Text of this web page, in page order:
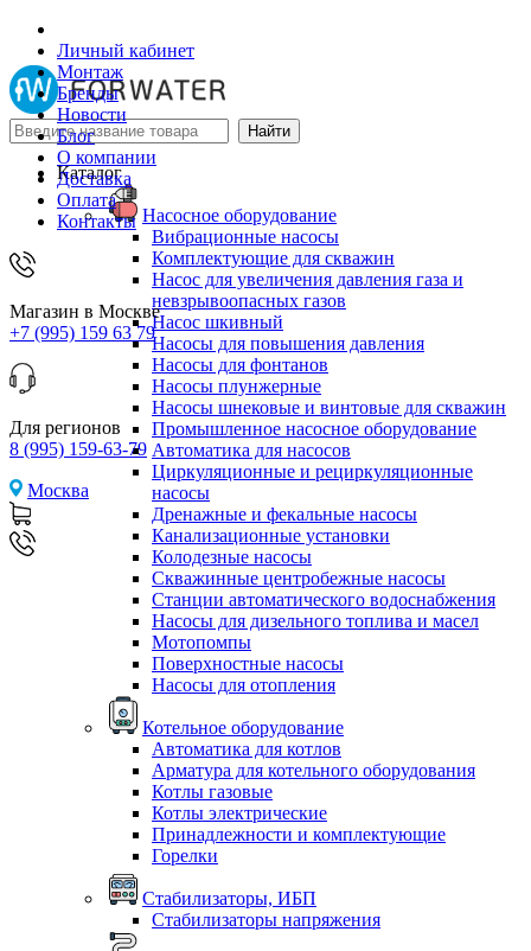
Личный кабинет
Монтаж
Бренды
Новости
Блог
О компании
Доставка
Оплата
Контакты
Магазин в Москве
+7 (995) 159 63 79
Для регионов
8 (995) 159-63-79
Москва
Каталог
Насосное оборудование
Вибрационные насосы
Комплектующие для скважин
Насос для увеличения давления газа и
невзрывоопасных газов
Насос шкивный
Насосы для повышения давления
Насосы для фонтанов
Насосы плунжерные
Насосы шнековые и винтовые для скважин
Промышленное насосное оборудование
Автоматика для насосов
Циркуляционные и рециркуляционные
насосы
Дренажные и фекальные насосы
Канализационные установки
Колодезные насосы
Скважинные центробежные насосы
Станции автоматического водоснабжения
Насосы для дизельного топлива и масел
Мотопомпы
Поверхностные насосы
Насосы для отопления
Котельное оборудование
Автоматика для котлов
Арматура для котельного оборудования
Котлы газовые
Котлы электрические
Принадлежности и комплектующие
Горелки
Стабилизаторы, ИБП
Стабилизаторы напряжения